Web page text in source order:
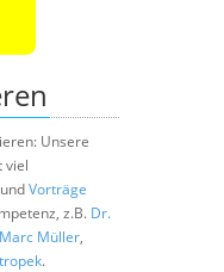
Unsere
viel
undVorträge
z.B. Dr.
Marc Müller,
.